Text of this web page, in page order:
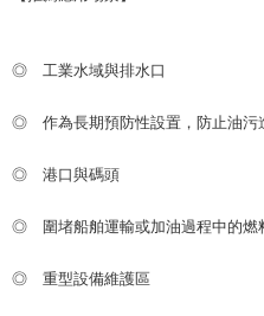
◎ 工業水域與排水口
◎ 作為長期預防性設置，防止油污
◎ 港口與碼頭
◎ 圍堵船舶運輸或加油過程中的燃
◎ 重型設備維護區